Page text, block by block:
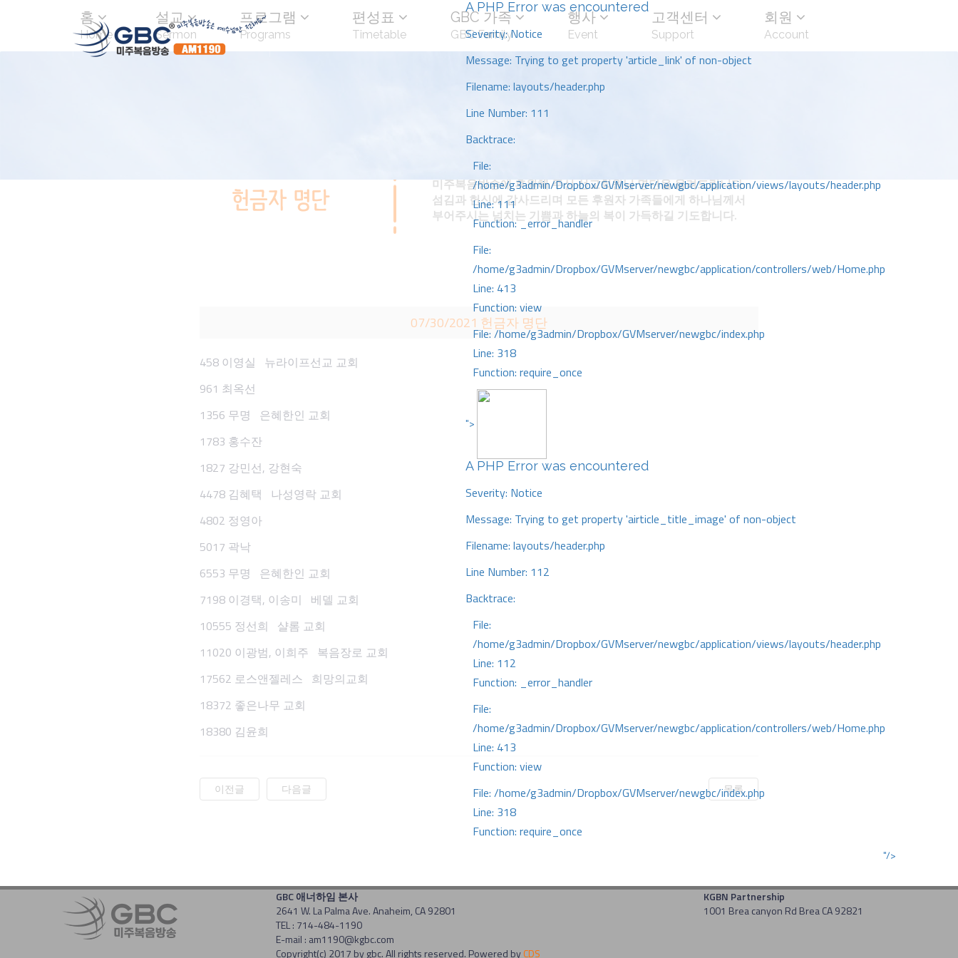
A PHP Error was encountered
Severity: Notice
Message: Trying to get property 'article_link' of non-object
Filename: layouts/header.php
Line Number: 111
Backtrace:
File:
/home/g3admin/Dropbox/GVMserver/newgbc/application/views/layouts/header.php
Line: 111
Function: _error_handler
File:
/home/g3admin/Dropbox/GVMserver/newgbc/application/controllers/web/Home.php
Line: 413
Function: view
File: /home/g3admin/Dropbox/GVMserver/newgbc/index.php
Line: 318
Function: require_once
">
A PHP Error was encountered
Severity: Notice
Message: Trying to get property 'airticle_title_image' of non-object
Filename: layouts/header.php
Line Number: 112
Backtrace:
File:
/home/g3admin/Dropbox/GVMserver/newgbc/application/views/layouts/header.php
Line: 112
Function: _error_handler
File:
/home/g3admin/Dropbox/GVMserver/newgbc/application/controllers/web/Home.php
Line: 413
Function: view
File: /home/g3admin/Dropbox/GVMserver/newgbc/index.php
Line: 318
Function: require_once
"/>
홈
Home
설교
Sermon
프로그램
Programs
편성표
Timetable
GBC 가족
GBC Family
행사
Event
고객센터
Support
회원
Account
미주복음방송에 후원해 주신 선교회원님 명단을 올려드립니다.
섬김과 헌신에 감사드리며 모든 후원자 가족들에게 하나님께서
부어주시는 넘치는 기쁨과 하늘의 복이 가득하길 기도합니다.
07/30/2021 헌금자 명단
458 이영실 뉴라이프선교 교회
961 최옥선
1356 무명 은혜한인 교회
1783 홍수잔
1827 강민선, 강현숙
4478 김혜택 나성영락 교회
4802 정영아
5017 곽낙
6553 무명 은혜한인 교회
7198 이경택, 이송미 베델 교회
10555 정선희 샬롬 교회
11020 이광범, 이희주 복음장로 교회
17562 로스앤젤레스 희망의교회
18372 좋은나무 교회
18380 김윤희
다음글
이전글 목록
GBC 애너하임 본사
2641 W. La Palma Ave. Anaheim, CA 92801
TEL : 714-484-1190
E-mail : am1190@kgbc.com
Copyright(c) 2017 by gbc. All rights reserved. Powered byCDS
KGBN Partnership
1001 Brea canyon Rd Brea CA 92821